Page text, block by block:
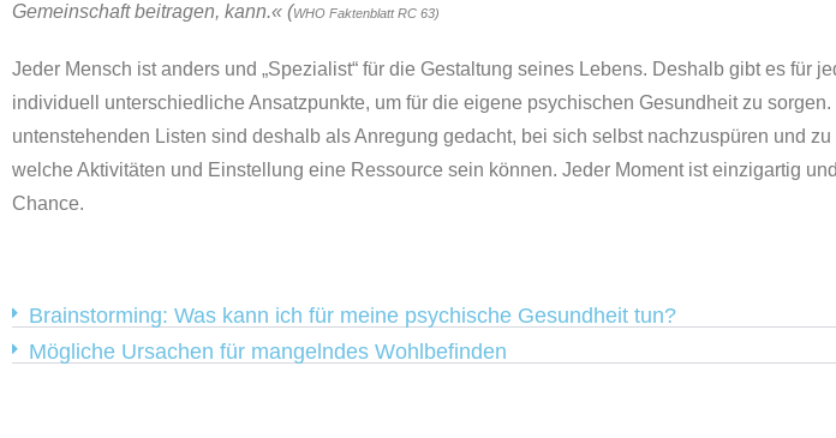
Gemeinschaft beitragen, kann.« (WHO Faktenblatt RC 63)
Jeder Mensch ist anders und „Spezialist“ für die Gestaltung seines Lebens. Deshalb gibt es für
individuell unterschiedliche Ansatzpunkte, um für die eigene psychischen Gesundheit zu sorgen.
untenstehenden Listen sind deshalb als Anregung gedacht, bei sich selbst nachzuspüren und zu
welche Aktivitäten und Einstellung eine Ressource sein können. Jeder Moment ist einzigartig
Chance.
Brainstorming: Was kann ich für meine psychische Gesundheit tun?
Mögliche Ursachen für mangelndes Wohlbefinden